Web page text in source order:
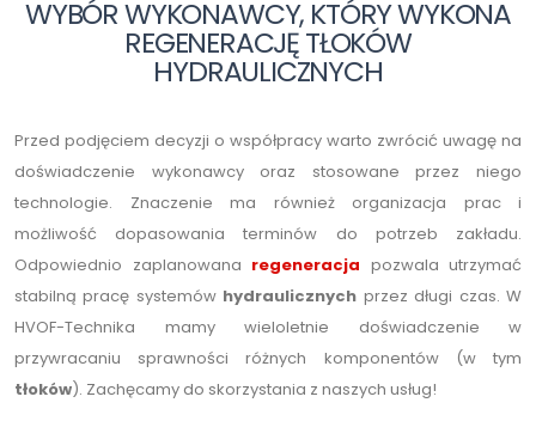
WYBÓR WYKONAWCY, KTÓRY WYKONA
REGENERACJĘ TŁOKÓW
HYDRAULICZNYCH
Przed podjęciem decyzji o współpracy warto zwrócić uwagę na
doświadczenie wykonawcy oraz stosowane przez niego
technologie. Znaczenie ma również organizacja prac i
możliwość dopasowania terminów do potrzeb zakładu.
Odpowiednio zaplanowana regeneracja pozwala utrzymać
stabilną pracę systemów hydraulicznych przez długi czas. W
HVOF-Technika mamy wieloletnie doświadczenie w
przywracaniu sprawności różnych komponentów (w tym
tłoków). Zachęcamy do skorzystania z naszych usług!